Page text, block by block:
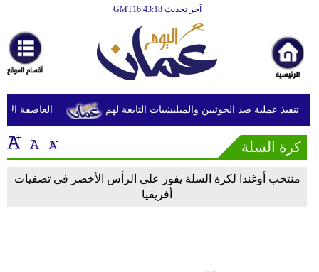
آخر تحديث GMT16:43:18
أخبارعاجلة
رياضة
ثقافة
إقتصاد
العاصفة تنفيذ عملية ضد الحوثيين والميليشيات التابعة لهم
كرة السلة
منتخب أوغندا لكرة السلة يفوز على الرأس الأخضر في تصفيات
أفريقيا